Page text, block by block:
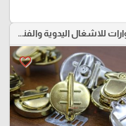
اكسسوارات للاشغال اليدوية والفنون
favorite_border